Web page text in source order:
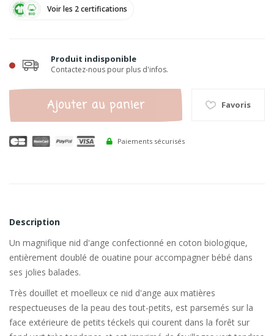
Voir les 2 certifications
Produit indisponible
Contactez-nous pour plus d'infos.
Ajouter au panier Favoris
Paiements sécurisés
Description
Un magnifique nid d'ange confectionné en coton biologique,
entièrement doublé de ouatine pour accompagner bébé dans
ses jolies balades.
Très douillet et moelleux ce nid d'ange aux matières
respectueuses de la peau des tout-petits, est parsemés sur la
face extérieure de petits téckels qui courent dans la forêt sur